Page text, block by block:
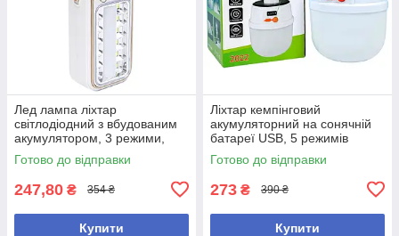
Лед лампа ліхтар
світлодіодний з вбудованим
акумулятором, 3 режими,
працює від акумулятора і
батарейок, білий
Готово до відправки
247,80 ₴ 354 ₴
Купити
Ліхтар кемпінговий
акумуляторний на сонячній
батареї USB, 5 режимів
світіння
Готово до відправки
273 ₴ 390 ₴
Купити